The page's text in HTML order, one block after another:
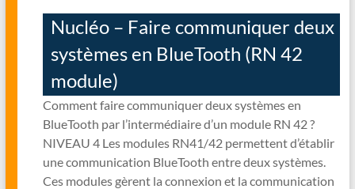
Nucléo – Faire communiquer deux
systèmes en BlueTooth (RN 42
module)
Comment faire communiquer deux systèmes en
BlueTooth par l’intermédiaire d’un module RN 42 ?
NIVEAU 4 Les modules RN41/42 permettent d’établir
une communication BlueTooth entre deux systèmes.
Ces modules gèrent la connexion et la communication